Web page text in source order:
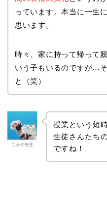
っています。本当に一生
思います。
時々、家に持って帰って
いう子もいるのですが…
と（笑）
こみや先生
授業という短
生徒さんたち
ですね！